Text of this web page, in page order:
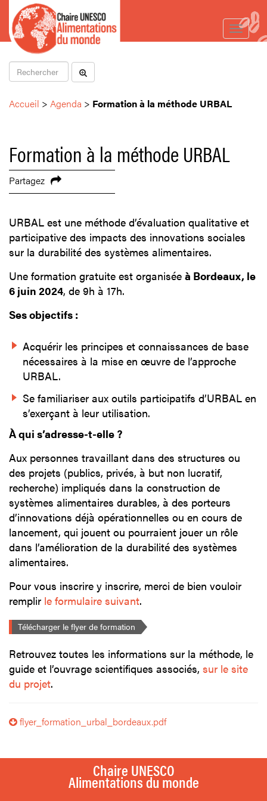
Toggle
Accueil > Agenda > Formation à la méthode URBAL
Formation à la méthode URBAL
Partagez
URBAL est une méthode d’évaluation qualitative et
participative des impacts des innovations sociales
sur la durabilité des systèmes alimentaires.
Une formation gratuite est organisée à Bordeaux, le
6 juin 2024, de 9h à 17h.
Ses objectifs :
Acquérir les principes et connaissances de base
nécessaires à la mise en œuvre de l’approche
URBAL.
Se familiariser aux outils participatifs d’URBAL en
s’exerçant à leur utilisation.
À qui s’adresse-t-elle ?
Aux personnes travaillant dans des structures ou
des projets (publics, privés, à but non lucratif,
recherche) impliqués dans la construction de
systèmes alimentaires durables, à des porteurs
d’innovations déjà opérationnelles ou en cours de
lancement, qui jouent ou pourraient jouer un rôle
dans l’amélioration de la durabilité des systèmes
alimentaires.
Pour vous inscrire y inscrire, merci de bien vouloir
remplir le formulaire suivant.
Télécharger le flyer de formation
Retrouvez toutes les informations sur la méthode, le
guide et l’ouvrage scientifiques associés, sur le site
du projet.
flyer_formation_urbal_bordeaux.pdf
Chaire UNESCO
Alimentations du monde